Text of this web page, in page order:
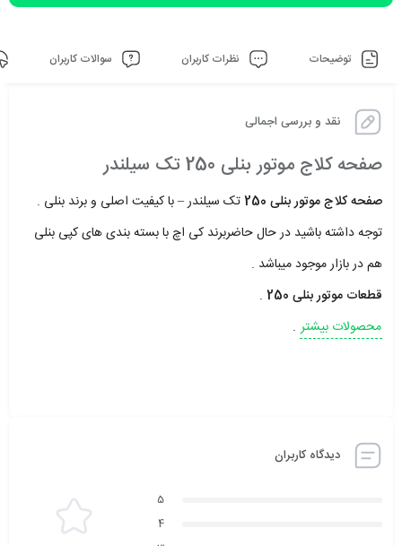
توضیحات نظرات کاربران سوالات کاربران
نقد و بررسی اجمالی
صفحه کلاج موتور بنلی 250 تک سیلندر
صفحه کلاج موتور بنلی 250
تک سیلندر – با کیفیت اصلی و برند بنلی .
توجه داشته باشید در حال حاضربرند کی اچ با بسته بندی های کپی بنلی
هم در بازار موجود میباشد .
قطعات موتور بنلی 250
.
محصولات بیشتر .
دیدگاه کاربران
5
4